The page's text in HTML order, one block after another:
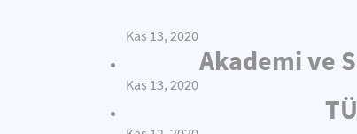
Kas 13, 2020
Akademi ve
Kas 13, 2020